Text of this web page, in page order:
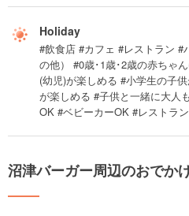
Holiday
#飲食店 #カフェ #レストラン #
の他） #0歳･1歳･2歳の赤ちゃ
(幼児)が楽しめる #小学生の子
が楽しめる #子供と一緒に大人
OK #ベビーカーOK #レストラ
沼津バーガー周辺のおでか